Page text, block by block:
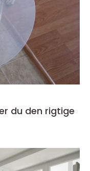
du den rigtige